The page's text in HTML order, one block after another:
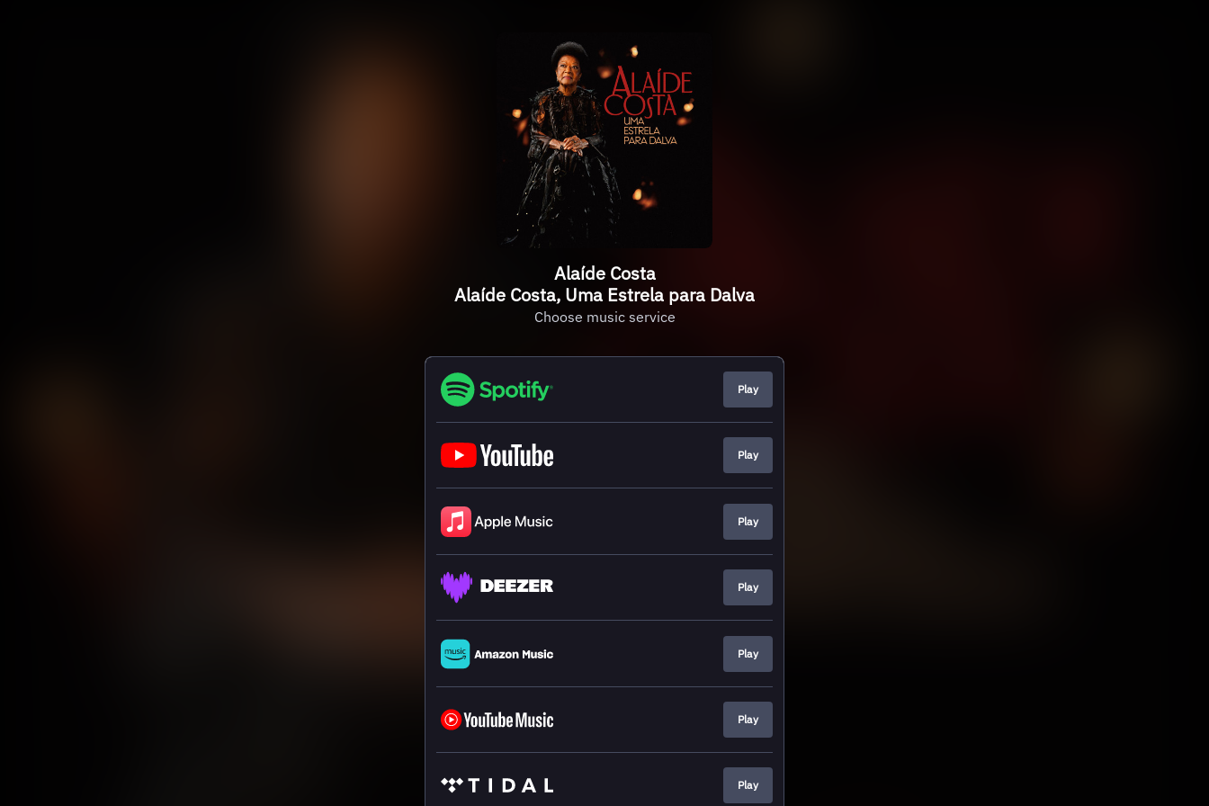
Alaíde Costa
Alaíde Costa, Uma Estrela para Dalva
Choose music service
Play
Play
Play
Play
Play
Play
Play